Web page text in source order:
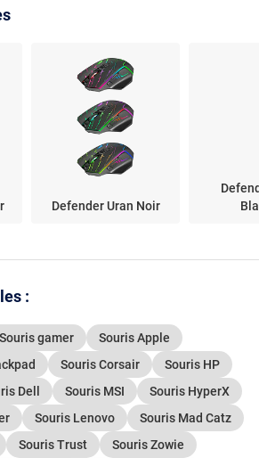
Defender Uran Noir
:
Souris gamer
Souris Apple
Souris Corsair
Souris HP
Dell Souris MSI
Souris HyperX
Souris Lenovo
Souris Mad Catz
Souris Trust
Souris Zowie